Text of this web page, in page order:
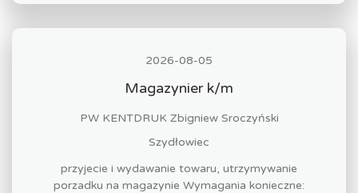
2026-08-05
Magazynier k/m
PW KENTDRUK Zbigniew Sroczyński
Szydłowiec
przyjecie i wydawanie towaru, utrzymywanie
porzadku na magazynie Wymagania konieczne: